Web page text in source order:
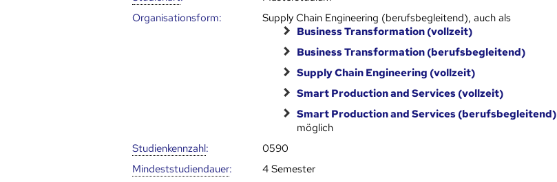
Organisationsform:
Supply Chain Engineering (berufsbegleitend), auch als
Business Transformation (vollzeit)
Business Transformation (berufsbegleitend)
Supply Chain Engineering (vollzeit)
Smart Production and Services (vollzeit)
Smart Production and Services (berufsbegleitend)
möglich
Studien­kenn­zahl:
0590
Mindest­studien­dauer:
4 Semester